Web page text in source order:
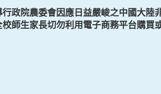
行政院農委會因應日益嚴峻之中國大
校師生家長切勿利用電子商務平台購